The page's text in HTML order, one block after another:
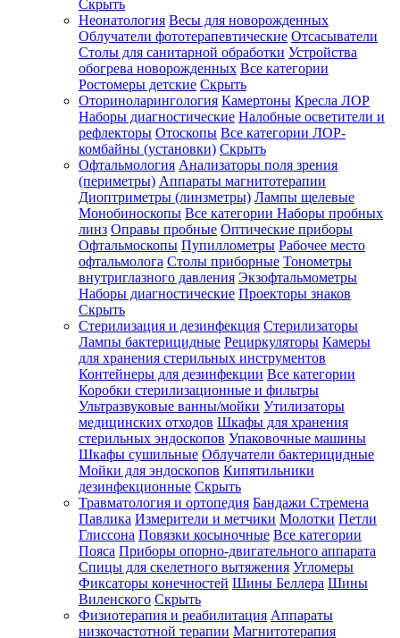
статуса
заказа
Скрыть
Неонатология Весы для новорожденных
Облучатели фототерапевтические Отсасыватели
Столы для санитарной обработки Устройства
обогрева новорожденных Все категории
Ростомеры детские Скрыть
Оториноларингология Камертоны Кресла ЛОР
Наборы диагностические Налобные осветители и
рефлекторы Отоскопы Все категории ЛОР-
комбайны (установки) Скрыть
Офтальмология Анализаторы поля зрения
(периметры) Аппараты магнитотерапии
Диоптриметры (линзметры) Лампы щелевые
Монобиноскопы Все категории Наборы пробных
линз Оправы пробные Оптические приборы
Офтальмоскопы Пупиллометры Рабочее место
офтальмолога Столы приборные Тонометры
внутриглазного давления Экзофтальмометры
Наборы диагностические Проекторы знаков
Скрыть
Стерилизация и дезинфекция Стерилизаторы
Лампы бактерицидные Рециркуляторы Камеры
для хранения стерильных инструментов
Контейнеры для дезинфекции Все категории
Коробки стерилизационные и фильтры
Ультразвуковые ванны/мойки Утилизаторы
медицинских отходов Шкафы для хранения
стерильных эндоскопов Упаковочные машины
Шкафы сушильные Облучатели бактерицидные
Мойки для эндоскопов Кипятильники
дезинфекционные Скрыть
Травматология и ортопедия Бандажи Стремена
Павлика Измерители и метчики Молотки Петли
Глиссона Повязки косыночные Все категории
Пояса Приборы опорно-двигательного аппарата
Спицы для скелетного вытяжения Угломеры
Фиксаторы конечностей Шины Беллера Шины
Виленского Скрыть
Физиотерапия и реабилитация Аппараты
низкочастотной терапии Магнитотерапия